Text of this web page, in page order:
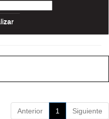
Anterior 1 Siguiente